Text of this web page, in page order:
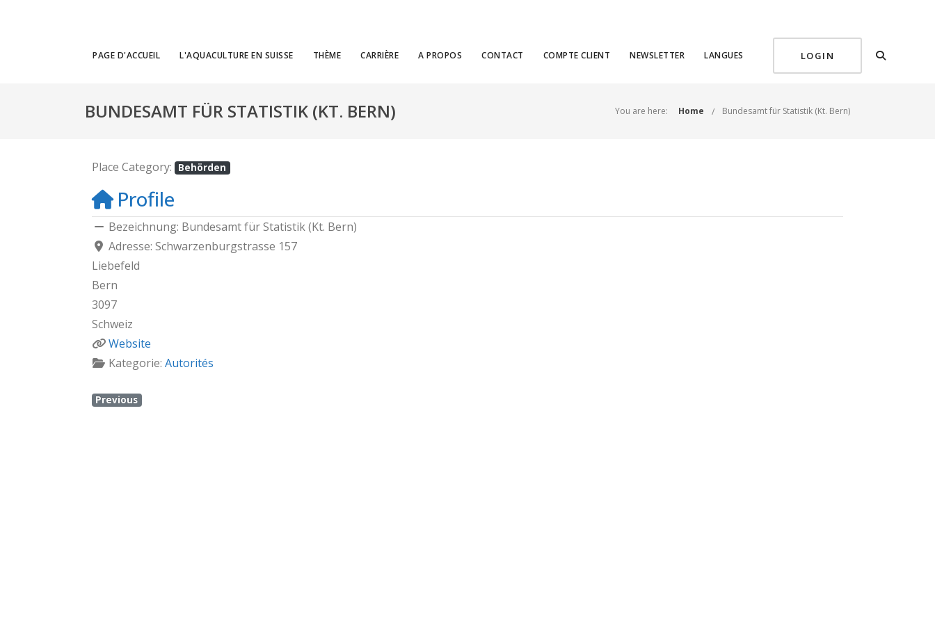
LOGIN
PAGE D'ACCUEIL L'AQUACULTURE EN SUISSE THÈME CARRIÈRE A PROPOS CONTACT COMPTE CLIENT NEWSLETTER LANGUES
BUNDESAMT FÜR STATISTIK (KT. BERN) You are here: Home Bundesamt für Statistik (Kt. Bern)
Place Category: Behörden
Profile
Bezeichnung: Bundesamt für Statistik (Kt. Bern)
Adresse: Schwarzenburgstrasse 157
Liebefeld
Bern
3097
Schweiz
Website
Kategorie: Autorités
Previous